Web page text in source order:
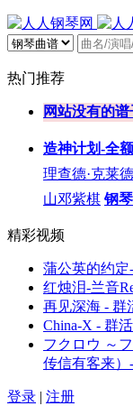
热门推荐
网站没有的谱
造神计划-全
理查德·克莱
山邓紫棋 钢
精彩视频
蒲公英的约定
红烛泪-兰音
再见深海 - 群
China-X - 群
フクロウ ～
传信有客来）
登录 | 注册